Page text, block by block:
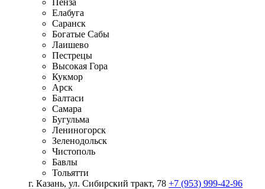
Пенза
Елабуга
Саранск
Богатые Сабы
Лаишево
Пестрецы
Высокая Гора
Кукмор
Арск
Балтаси
Самара
Бугульма
Лениногорск
Зеленодольск
Чистополь
Бавлы
Тольятти
г. Казань, ул. Сибирский тракт, 78 +7 (953) 999-42-96